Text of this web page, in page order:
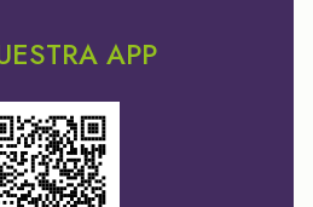
APP